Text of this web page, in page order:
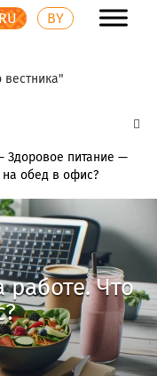
BY
Здоровое питание —
на обед в офис?
Что